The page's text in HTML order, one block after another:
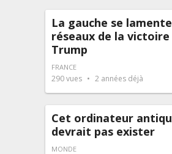
La gauche se
réseaux de la victoire
Trump
FRANCE
290vues 2 années déjà
Cet ordinateur
devrait pas exister
MONDE